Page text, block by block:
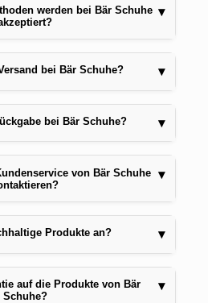
werden bei Bär Schuhe ▾
bei Bär Schuhe? ▾
bei Bär Schuhe? ▾
von Bär Schuhe
▾
Produkte an? ▾
auf die Produkte von Bär
Schuhe?
▾